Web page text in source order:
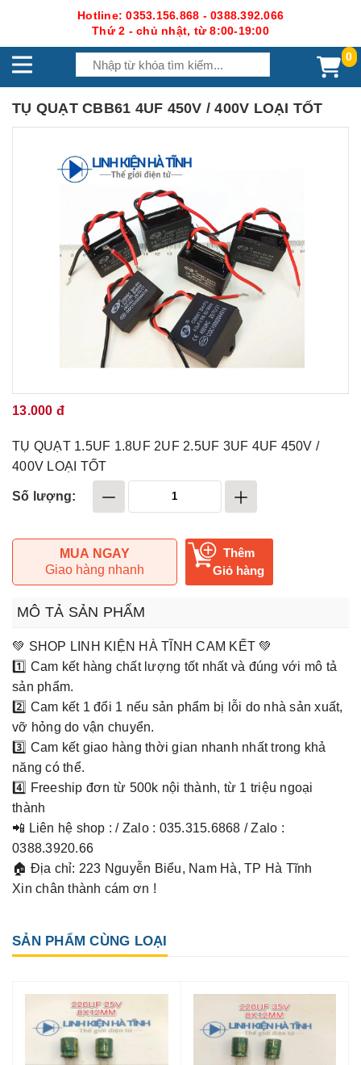
Hotline: 0353.156.868 - 0388.392.066
Thứ 2 - chủ nhật, từ 8:00-19:00
0
TỤ QUẠT CBB61 4UF 450V / 400V LOẠI TỐT
13.000 đ
TỤ QUẠT 1.5UF 1.8UF 2UF 2.5UF 3UF 4UF 450V /
400V LOẠI TỐT
Số lượng:
MUA NGAY
Giao hàng nhanh
Thêm
Giỏ hàng
MÔ TẢ SẢN PHẨM
💚 SHOP LINH KIỆN HÀ TĨNH CAM KẾT 💚
1️⃣ Cam kết hàng chất lượng tốt nhất và đúng với mô tả
sản phẩm.
2️⃣ Cam kết 1 đổi 1 nếu sản phẩm bị lỗi do nhà sản xuất,
vỡ hỏng do vận chuyển.
3️⃣ Cam kết giao hàng thời gian nhanh nhất trong khả
năng có thể.
4️⃣ Freeship đơn từ 500k nội thành, từ 1 triệu ngoại
thành
📲 Liên hệ shop : / Zalo : 035.315.6868 / Zalo :
0388.3920.66
🏠 Địa chỉ: 223 Nguyễn Biểu, Nam Hà, TP Hà Tĩnh
Xin chân thành cám ơn !
SẢN PHẨM CÙNG LOẠI